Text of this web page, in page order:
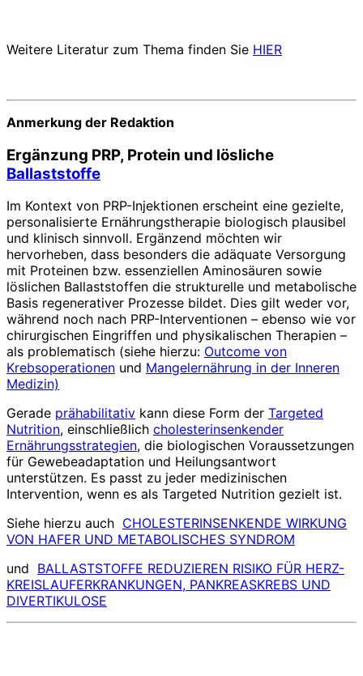
Weitere Literatur zum Thema finden Sie HIER
Anmerkung der Redaktion
Ergänzung PRP, Protein und lösliche
Ballaststoffe
Im Kontext von PRP-Injektionen erscheint eine gezielte,
personalisierte Ernährungstherapie biologisch plausibel
und klinisch sinnvoll. Ergänzend möchten wir
hervorheben, dass besonders die adäquate Versorgung
mit Proteinen bzw. essenziellen Aminosäuren sowie
löslichen Ballaststoffen die strukturelle und metabolische
Basis regenerativer Prozesse bildet. Dies gilt weder vor,
während noch nach PRP-Interventionen – ebenso wie vor
chirurgischen Eingriffen und physikalischen Therapien –
als problematisch (siehe hierzu: Outcome von
Krebsoperationen und Mangelernährung in der Inneren
Medizin)
Gerade prähabilitativ kann diese Form der Targeted
Nutrition, einschließlich cholesterinsenkender
Ernährungsstrategien, die biologischen Voraussetzungen
für Gewebeadaptation und Heilungsantwort
unterstützen. Es passt zu jeder medizinischen
Intervention, wenn es als Targeted Nutrition gezielt ist.
Siehe hierzu auch CHOLESTERINSENKENDE WIRKUNG
VON HAFER UND METABOLISCHES SYNDROM
und BALLASTSTOFFE REDUZIEREN RISIKO FÜR HERZ-
KREISLAUFERKRANKUNGEN, PANKREASKREBS UND
DIVERTIKULOSE